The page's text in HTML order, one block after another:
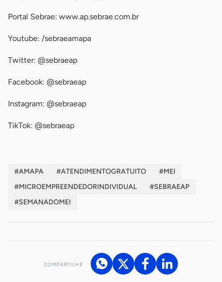
Portal Sebrae: www.ap.sebrae.com.br
Youtube: /sebraeamapa
Twitter: @sebraeap
Facebook: @sebraeap
Instagram: @sebraeap
TikTok: @sebraeap
#AMAPA #ATENDIMENTOGRATUITO
#MEI
#MICROEMPREENDEDORINDIVIDUAL
#SEBRAEAP
#SEMANADOMEI
COMPARTILHE